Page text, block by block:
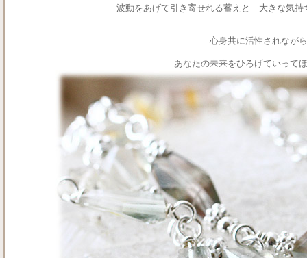
波動をあげて引き寄せれる蓄えと 大きな気持
心身共に活性されな
あなたの未来をひろげていって